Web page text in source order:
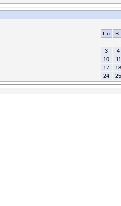
Пн Вт
3
4
10
11
17
18
24
25